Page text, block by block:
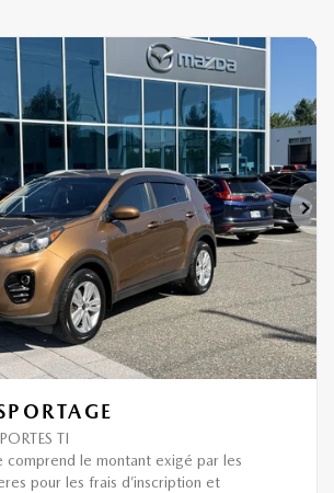
TI
comprend le montant exigé par les
pour les frais d’inscription et